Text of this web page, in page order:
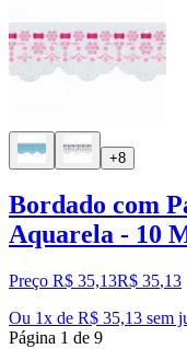
+8
Bordado com
Aquarela - 10
Preço R$ 35,13R$ 35,13
Ou 1x de R$ 35,13 sem
Página 1 de 9